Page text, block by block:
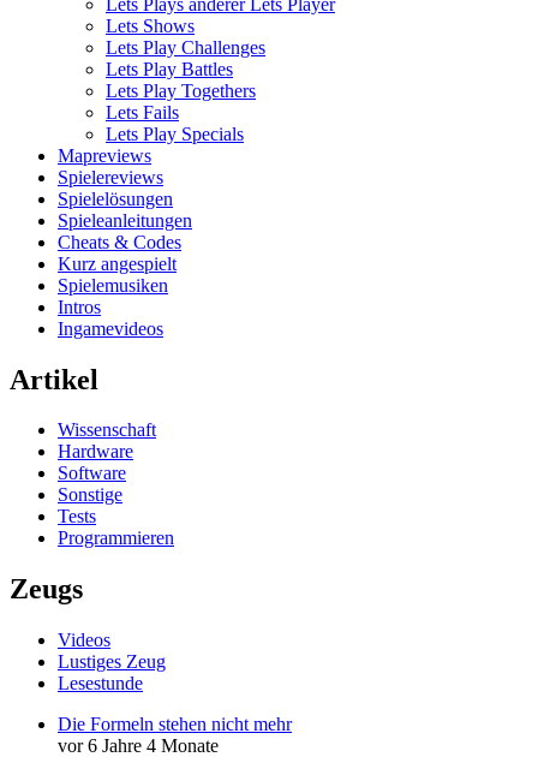
Lets Shows
Lets Play Challenges
Lets Play Battles
Lets Play Togethers
Lets Fails
Lets Play Specials
Mapreviews
Spielereviews
Spielelösungen
Spieleanleitungen
Cheats & Codes
Kurz angespielt
Spielemusiken
Intros
Ingamevideos
Artikel
Wissenschaft
Hardware
Software
Sonstige
Tests
Programmieren
Zeugs
Videos
Lustiges Zeug
Lesestunde
Die Formeln stehen nicht mehr
vor 6 Jahre 4 Monate